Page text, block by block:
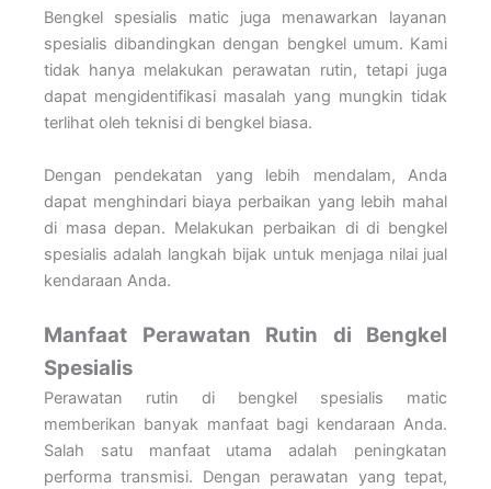
Bengkel spesialis matic juga menawarkan layanan
spesialis dibandingkan dengan bengkel umum. Kami
tidak hanya melakukan perawatan rutin, tetapi juga
dapat mengidentifikasi masalah yang mungkin tidak
terlihat oleh teknisi di bengkel biasa.
Dengan pendekatan yang lebih mendalam, Anda
dapat menghindari biaya perbaikan yang lebih mahal
di masa depan. Melakukan perbaikan di di bengkel
spesialis adalah langkah bijak untuk menjaga nilai jual
kendaraan Anda.
Manfaat Perawatan Rutin di Bengkel
Spesialis
Perawatan rutin di bengkel spesialis matic
memberikan banyak manfaat bagi kendaraan Anda.
Salah satu manfaat utama adalah peningkatan
performa transmisi. Dengan perawatan yang tepat,